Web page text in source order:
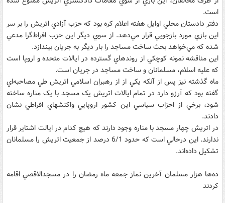
است.
دفتر دادستان محلي اوايل هفته اعلام کره بود که حزب آزادي اتريش را بر سر
اين بازي مورد بازجويي قرار مي‌دهد. از سوي ديگر اين حزب افراط‌گرا مدعي
شده که مي‌خواهد بحث ساخت مساجد را بار ديگر به جريان بيندازد.
اين مناقشه نمونه کوچکي از روندهاي گسترده در ايالات متحده و اروپا است
که عليه اسلام، مسلمانان و ساخت مساجد در جريان است.
ماه گذشته نيز پس از آنکه يکي از از رهبران اسلامي اتريش طي مصاحبه‌اي
گفته بود که آرزو دارد در تمام ايالات اتريش يک مسجد با يک مناره ساخته
شود، برخي از احزاب سياسي اين کشور اروپايي واکنشهاي افراطي نشان
دادند.
در اتريش چهار مسجد با مناره وجود دارند که هيچ کدام در ايالت اشتاير قرار
ندارند. اين درحالي است که حدود 6/1 درصد از جمعيت اتريش را مسلمانان
تشکيل داده‌اند.
ده‌ها هزار مسلمان آخرين نماز جمعه ماه رمضان را در مسجدالاقصي اقامه
کردند